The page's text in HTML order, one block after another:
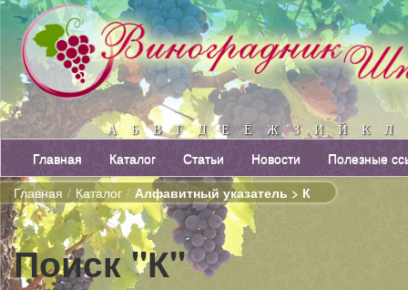
А Б В Г Д Е Ё Ж З И Й К Л
Главная Каталог Статьи Новости
Полезные
Главная / Каталог / Алфавитный указатель > К
Поиск "К"